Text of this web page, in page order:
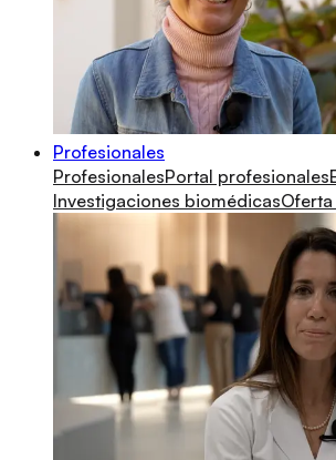
Profesionales
ProfesionalesPortal profesionales
Investigaciones biomédicas